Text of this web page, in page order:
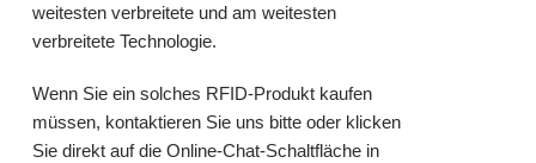
weitesten verbreitete und am weitesten
verbreitete Technologie.
Wenn Sie ein solches RFID-Produkt kaufen
müssen, kontaktieren Sie uns bitte oder klicken
Sie direkt auf die Online-Chat-Schaltfläche in